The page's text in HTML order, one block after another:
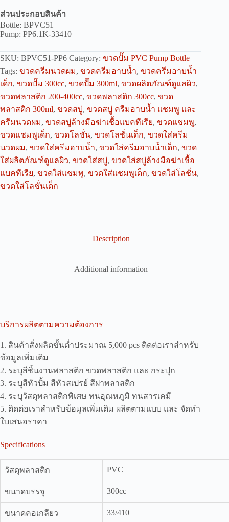
ส่วนประกอบสินค้า
Bottle: BPVC51
Pump: PP6.1K-33410
SKU: BPVC51-PP6 Category: ขวดปั๊ม PVC Pump Bottle
Tags: ขวดครีมนวดผม, ขวดครีมอาบน้ำ, ขวดครีมอาบน้ำ
เด็ก, ขวดปั๊ม 300cc, ขวดปั๊ม 300ml, ขวดผลิตภัณฑ์ดูแลผิว,
ขวดพลาสติก 200-400cc, ขวดพลาสติก 300cc, ขวด
พลาสติก 300ml, ขวดสบู่, ขวดสบู่ ครีมอาบน้ำ แชมพู และ
ครีมนวดผม, ขวดสบู่ล้างมือฆ่าเชื้อแบคทีเรีย, ขวดแชมพู,
ขวดแชมพูเด็ก, ขวดโลชั่น, ขวดโลชั่นเด็ก, ขวดใส่ครีม
นวดผม, ขวดใส่ครีมอาบน้ำ, ขวดใส่ครีมอาบน้ำเด็ก, ขวด
ใส่ผลิตภัณฑ์ดูแลผิว, ขวดใส่สบู่, ขวดใส่สบู่ล้างมือฆ่าเชื้อ
แบคทีเรีย, ขวดใส่แชมพู, ขวดใส่แชมพูเด็ก, ขวดใส่โลชั่น,
ขวดใส่โลชั่นเด็ก
Description
Additional information
บริการผลิตตามความต้องการ
1. สินค้าสั่งผลิตขั้นต่ำประมาณ 5,000 pcs ติดต่อเราสำหรับ
ข้อมูลเพิ่มเติม
2. ระบุสีชิ้นงานพลาสติก ขวดพลาสติก และ กระปุก
3. ระบุสีหัวปั้ม สีหัวสเปรย์ สีฝาพลาสติก
4. ระบุวัสดุพลาสติกพิเศษ ทนอุณหภูมิ ทนสารเคมี
5. ติดต่อเราสำหรับข้อมูลเพิ่มเติม ผลิตตามแบบ และ จัดทำ
ใบเสนอราคา
Specifications
วัสดุพลาสติก PVC
ขนาดบรรจุ 300cc
ขนาดคอเกลียว 33/410